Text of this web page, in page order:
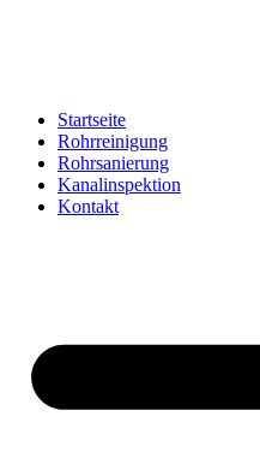
Startseite
Rohrreinigung
Rohrsanierung
Kanalinspektion
Kontakt